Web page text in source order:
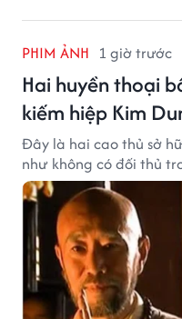
PHIM ẢNH 1 giờ trước
Hai huyền thoại
kiếm hiệp Kim
Đây là hai cao thủ sở
như không có đối thủ